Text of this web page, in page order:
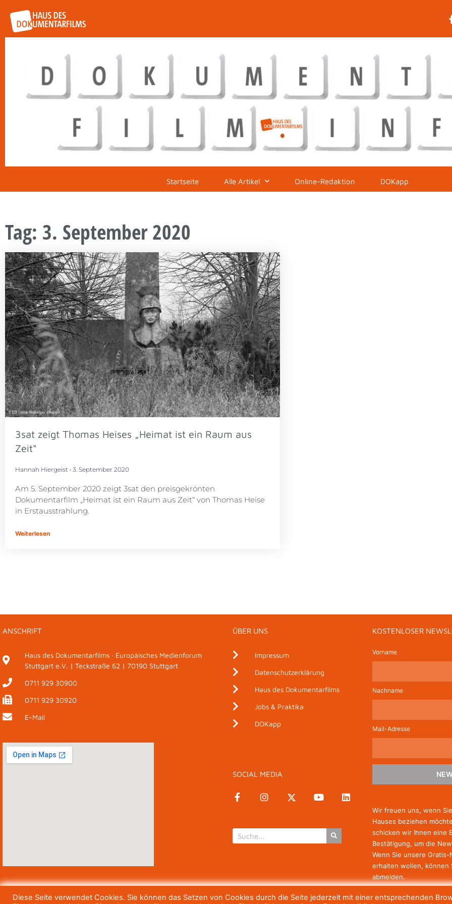
Startseite Alle Artikel Online-Redaktion DOKapp
Tag: 3. September 2020
3sat zeigt Thomas Heises „Heimat ist ein Raum aus
Zeit“
Hannah Hiergeist 3. September 2020
Am 5. September 2020 zeigt 3sat den preisgekrönten
Dokumentarfilm „Heimat ist ein Raum aus Zeit“ von Thomas Heise
in Erstausstrahlung.
Weiterlesen
ANSCHRIFT
Haus des Dokumentarfilms · Europäisches Medienforum
Stuttgart e.V. | Teckstraße 62 | 70190 Stuttgart
0711 929 30900
0711 929 30920
E-Mail
ÜBER UNS
Impressum
Datenschutzerklärung
Haus des Dokumentarfilms
Jobs & Praktika
DOKapp
SOCIAL MEDIA
KOSTENLOSER
Vorname
Nachname
Mail-Adresse
Wir freuen uns, wenn
Hauses beziehen
schicken wir Ihnen eine
Bestätigung, um die
Wenn Sie unsere
erhalten wollen, können
abmelden.
Diese Seite verwendet Cookies. Sie können das Setzen von Cookies durch die Seite jederzeit mit einer entsprechenden